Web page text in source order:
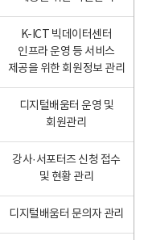
K-ICT 빅데이터센터
인프라 운영 등 서비스
제공을 위한 회원정보 관리
디지털배움터 운영 및
회원관리
강사·서포터즈 신청 접수
및 현황 관리
디지털배움터 문의자 관리